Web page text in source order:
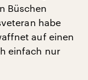
Büschen
habe
auf einen
einfach nur